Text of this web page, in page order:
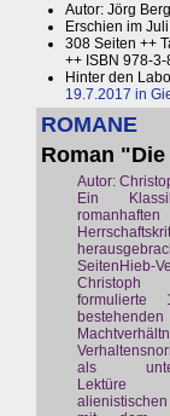
Autor: Jörg
Erschien im
308 Seiten ++
++ ISBN 978-
Hinter den
19.7.2017 in
ROMANE
Roman
Autor:
Ein
romanhaften
SeitenHieb-
formulierte
bestehenden
als